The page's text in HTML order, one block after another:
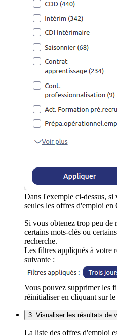
Dans l'exemple ci-dessus,
seules les offres d'emploi en
Si vous obtenez trop peu de
certains mots-clés ou
recherche.
Les filtres appliqués à votre
suivante :
Vous pouvez supprimer les
réinitialiser en cliquant sur
3. Visualiser les résultats de
La liste des offres d'emploi